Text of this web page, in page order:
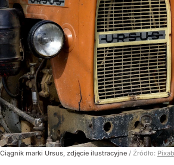
Ciągnik marki Ursus, zdjęcie ilustracyjne / Źródło: